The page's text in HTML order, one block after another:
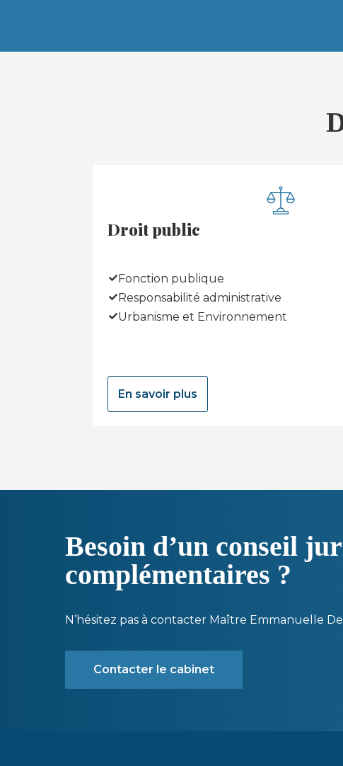
Droit public
Fonction publique
Responsabilité administrative
Urbanisme et Environnement
En savoir plus
Besoin d’un conseil
complémentaires ?
N’hésitez pas à contacter Maître Emmanuelle
Contacter le cabinet